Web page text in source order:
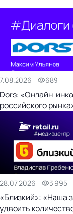
7.08.2026 689
Dors: «Онлайн-
российского
28.07.2026 3 995
«Близкий»: «Наша
удвоить